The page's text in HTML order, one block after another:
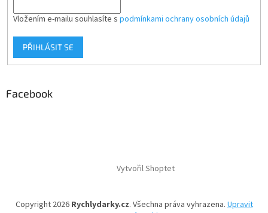
Vložením e-mailu souhlasíte s podmínkami ochrany osobních údajů
PŘIHLÁSIT SE
Facebook
Vytvořil Shoptet
Copyright 2026 Rychlydarky.cz. Všechna práva vyhrazena. Upravit